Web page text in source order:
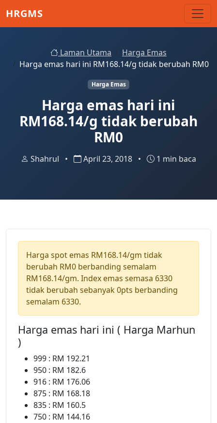
HRGMS
Laman Utama
Harga Emas
Harga emas hari ini RM168.14/g tidak berubah RM0
Harga Emas
Harga emas hari ini
RM168.14/g tidak berubah
RM0
Shahrul • April 23, 2018 • 1 min baca
Harga spot emas RM168.14/gm tidak
berubah RM0 berbanding semalam
RM168.14/gm. Index emas semasa 6330
tidak berubah sebanyak 0pts berbanding
semalam 6330.
Harga emas hari ini ( Harga Marhun
)
999 : RM 192.21
950 : RM 182.6
916 : RM 176.06
875 : RM 168.18
835 : RM 160.5
750 : RM 144.16